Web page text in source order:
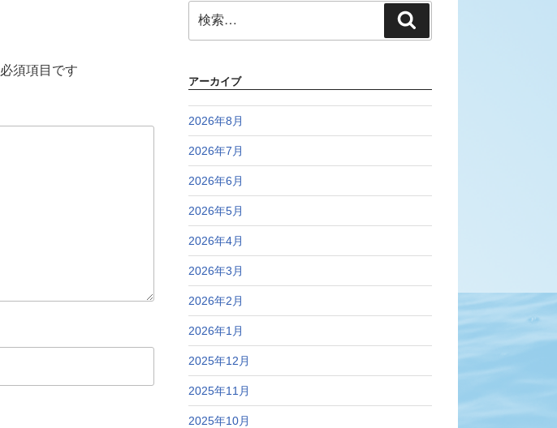
須項目です
索:
索
アーカイブ
2026年8月
2026年7月
2026年6月
2026年5月
2026年4月
2026年3月
2026年2月
2026年1月
2025年12月
2025年11月
2025年10月